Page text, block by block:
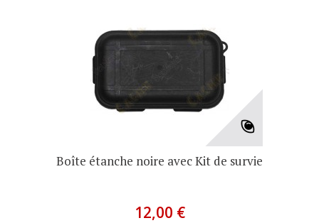
Boîte étanche noire avec Kit de survie
12,00 €